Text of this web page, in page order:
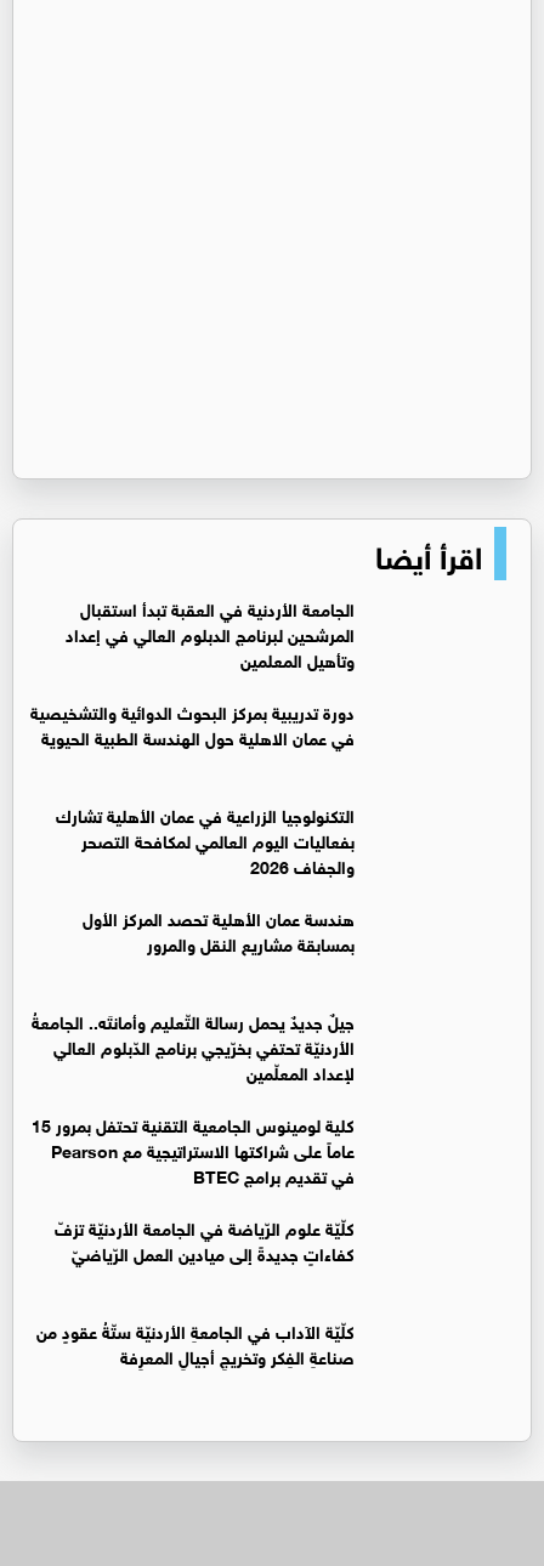
اقرأ أيضا
الجامعة الأردنية في العقبة تبدأ استقبال
المرشحين لبرنامج الدبلوم العالي في إعداد
وتأهيل المعلمين
دورة تدريبية بمركز البحوث الدوائية والتشخيصية
في عمان الاهلية حول الهندسة الطبية الحيوية
التكنولوجيا الزراعية في عمان الأهلية تشارك
بفعاليات اليوم العالمي لمكافحة التصحر
والجفاف 2026
هندسة عمان الأهلية تحصد المركز الأول
بمسابقة مشاريع النقل والمرور
جيلٌ جديدٌ يحمل رسالة التّعليم وأمانتَه.. الجامعةُ
الأردنيّة تحتفي بخرّيجي برنامج الدّبلوم العالي
لإعداد المعلّمين
كلية لومينوس الجامعية التقنية تحتفل بمرور 15
عاماً على شراكتها الاستراتيجية مع Pearson
في تقديم برامج BTEC
كلّيّة علوم الرّياضة في الجامعة الأردنيّة تزفّ
كفاءاتٍ جديدةً إلى ميادين العمل الرّياضيّ
كلّيّة الآداب في الجامعةِ الأردنيّة ستّةُ عقودٍ من
صناعةِ الفِكر وتخريجِ أجيالِ المعرِفة